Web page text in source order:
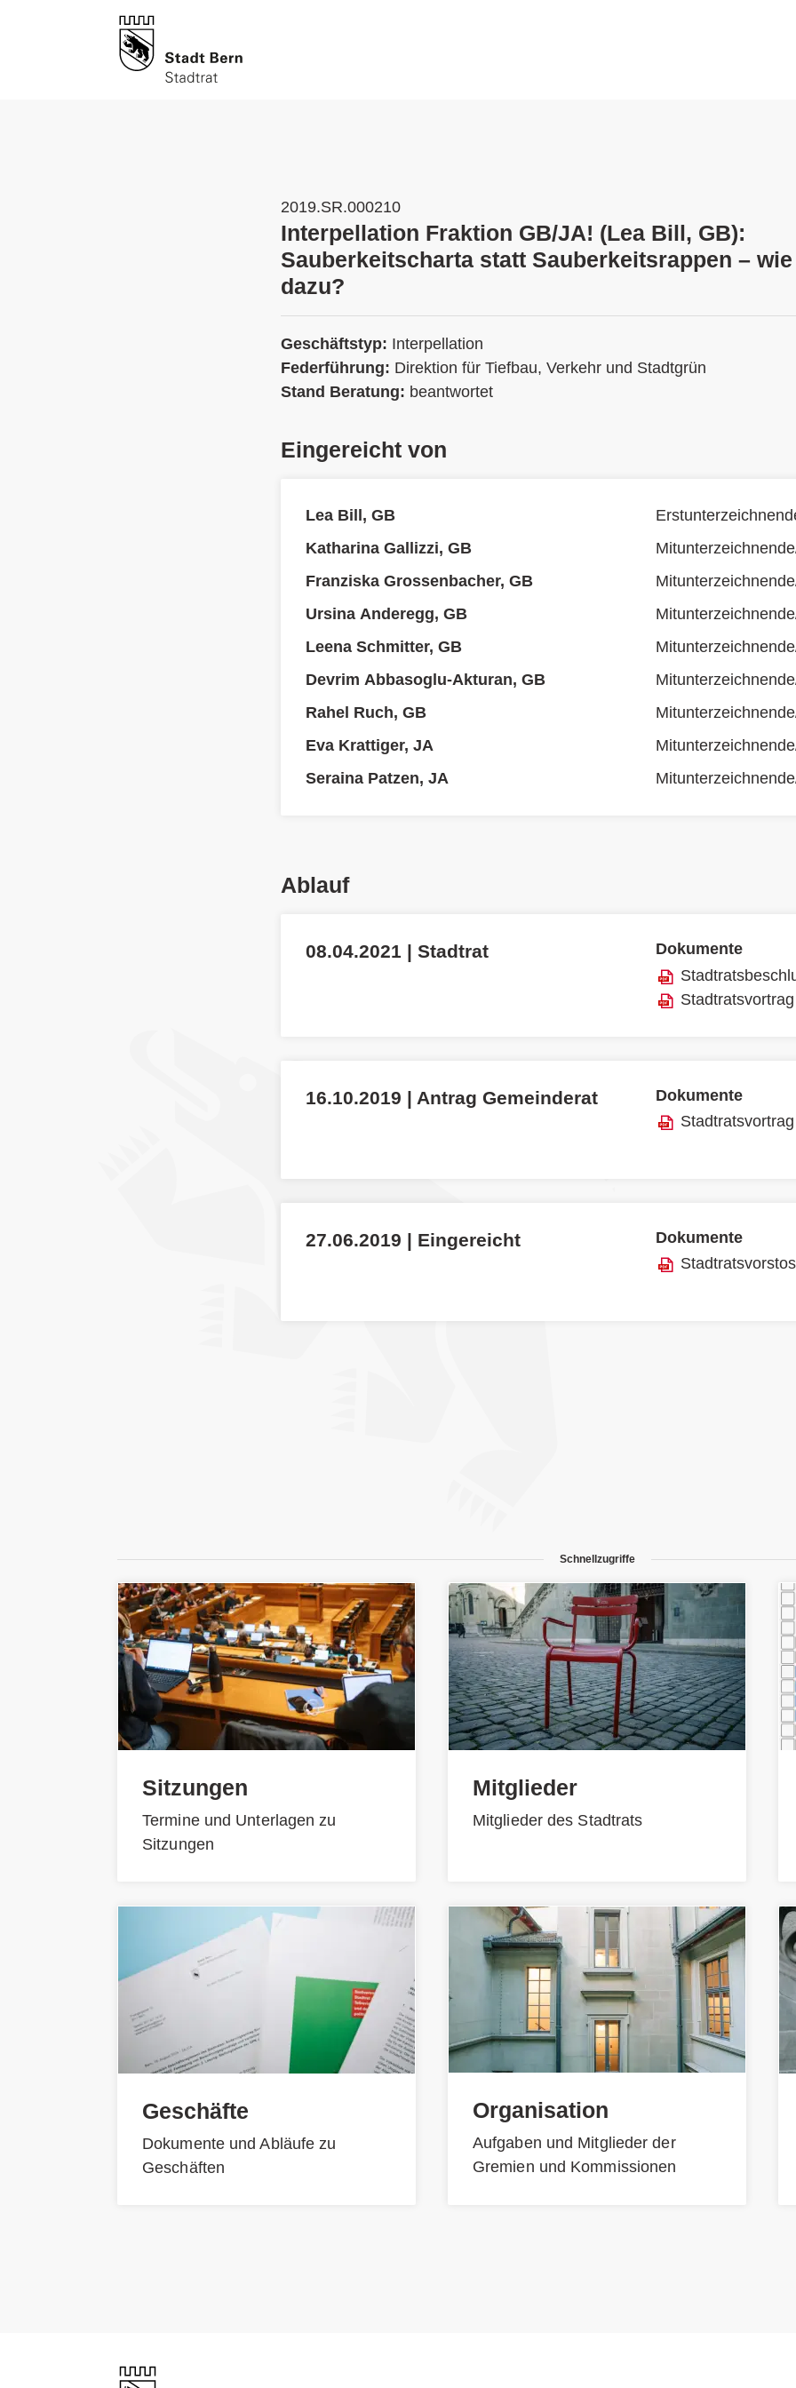
2019.SR.000210
Interpellation Fraktion GB/JA! (Lea Bill, GB):
Sauberkeitscharta statt Sauberkeitsrappen –
dazu?
Geschäftstyp: Interpellation
Federführung: Direktion für Tiefbau, Verkehr und Stadtgrün
Stand Beratung: beantwortet
Eingereicht von
Lea Bill, GB
Katharina Gallizzi, GB
Franziska Grossenbacher, GB
Ursina Anderegg, GB
Leena Schmitter, GB
Devrim Abbasoglu-Akturan, GB
Rahel Ruch, GB
Eva Krattiger, JA
Seraina Patzen, JA
Ablauf
08.04.2021 | Stadtrat
Dokumente
Stadtratsvortrag
16.10.2019 | Antrag Gemeinderat
Dokumente
Stadtratsvortrag
27.06.2019 | Eingereicht
Dokumente
Schnellzugriffe
Sitzungen
Termine und Unterlagen zu
Sitzungen
Geschäfte
Dokumente und Abläufe zu
Geschäften
Mitglieder
Mitglieder des Stadtrats
Organisation
Aufgaben und Mitglieder der
Gremien und Kommissionen